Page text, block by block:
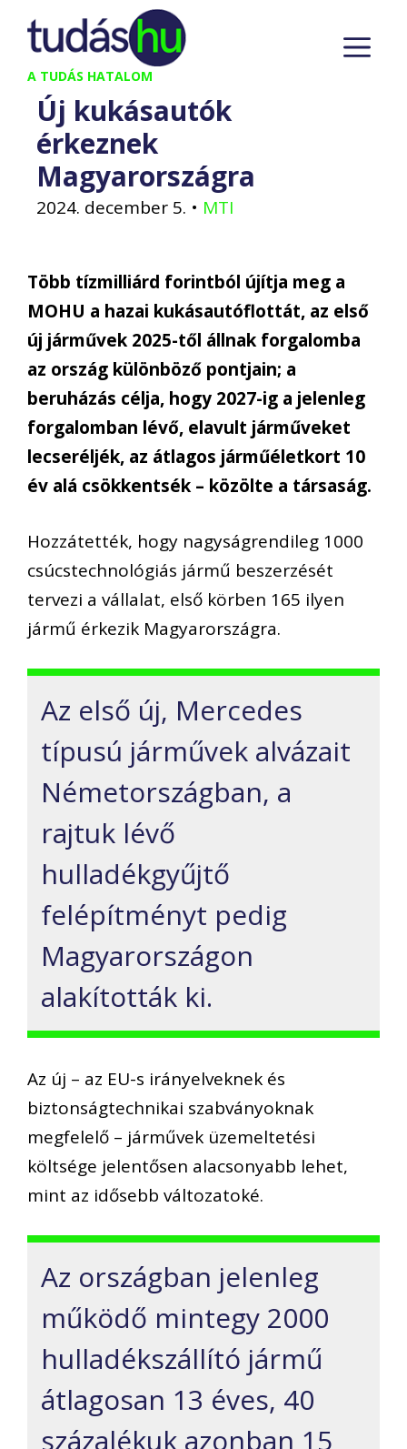
Kilépés
tartalomba
A TUDÁS HATALOM
Új kukásautók
érkeznek
Magyarországra
2024. december 5. • MTI
Több tízmilliárd forintból újítja meg a
MOHU a hazai kukásautóflottát, az első
új járművek 2025-től állnak forgalomba
az ország különböző pontjain; a
beruházás célja, hogy 2027-ig a jelenleg
forgalomban lévő, elavult járműveket
lecseréljék, az átlagos járműéletkort 10
év alá csökkentsék – közölte a társaság.
Hozzátették, hogy nagyságrendileg 1000
csúcstechnológiás jármű beszerzését
tervezi a vállalat, első körben 165 ilyen
jármű érkezik Magyarországra.
Az első új, Mercedes
típusú járművek alvázait
Németországban, a
rajtuk lévő
hulladékgyűjtő
felépítményt pedig
Magyarországon
alakították ki.
Az új – az EU-s irányelveknek és
biztonságtechnikai szabványoknak
megfelelő – járművek üzemeltetési
költsége jelentősen alacsonyabb lehet,
mint az idősebb változatoké.
Az országban jelenleg
működő mintegy 2000
hulladékszállító jármű
átlagosan 13 éves, 40
százalékuk azonban 15